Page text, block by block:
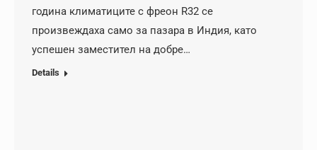
година климатиците с фреон R32 се
произвеждаха само за пазара в Индия, като
успешен заместител на добре…
Details